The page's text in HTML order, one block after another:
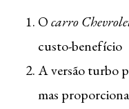
Ocarro
custo-benefício
A versão turbo
mas